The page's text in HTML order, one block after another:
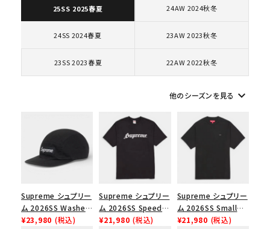
シーズンから探す
並び順
円 ～
円
在庫のない商品を表示する
絞り込んで検索する
25SS 2025春夏 24AW 2024秋冬
24SS 2024春夏 23AW 2023秋冬
23SS 2023春夏 22AW 2022秋冬
他のシーズンを見る keyboard_arrow_down
Supreme シュプリー
ム 2026SS Washed
Chino Twill Camp
¥23,980 (税込)
Supreme シュプリー
ム 2026SS Speed
Tee スピードTシャツ
¥21,980 (税込)
Supreme シュプリー
ム 2026SS Small
Box Tee スモールボ
¥21,980 (税込)